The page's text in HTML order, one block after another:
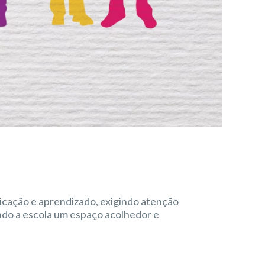
e aprendizado, exigindo atenção
a escola um espaço acolhedor e